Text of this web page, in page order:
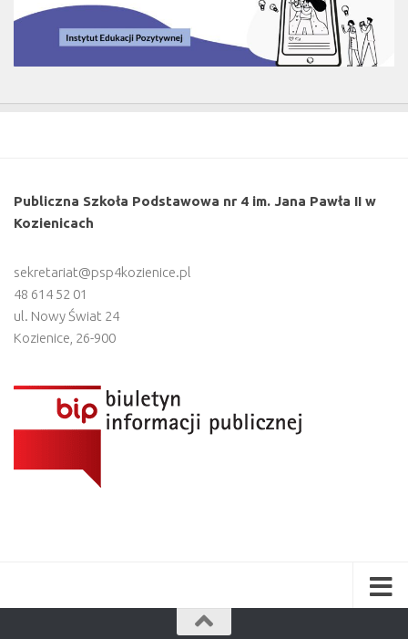
Publiczna Szkoła Podstawowa nr 4 im. Jana Pawła II w
Kozienicach
sekretariat@psp4kozienice.pl
48 614 52 01
ul. Nowy Świat 24
Kozienice 26-900